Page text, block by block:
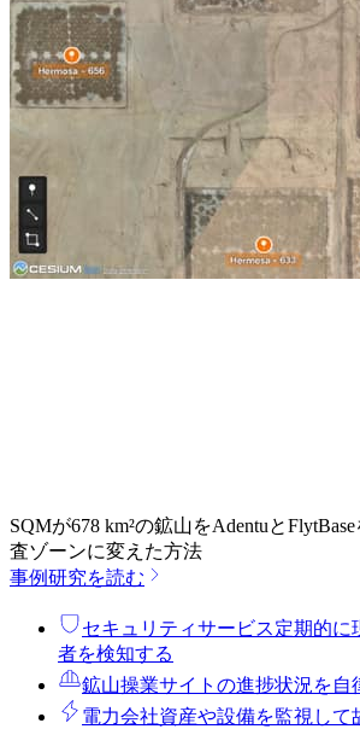
SQMが678 km²の鉱山をAdentuと
査ゾーンに変えた方法
事例研究を読む
セキュリティサービス定期的に
者を検知する
鉱山操業サイトの進捗状況を自
電力会社資産や設備を監視して